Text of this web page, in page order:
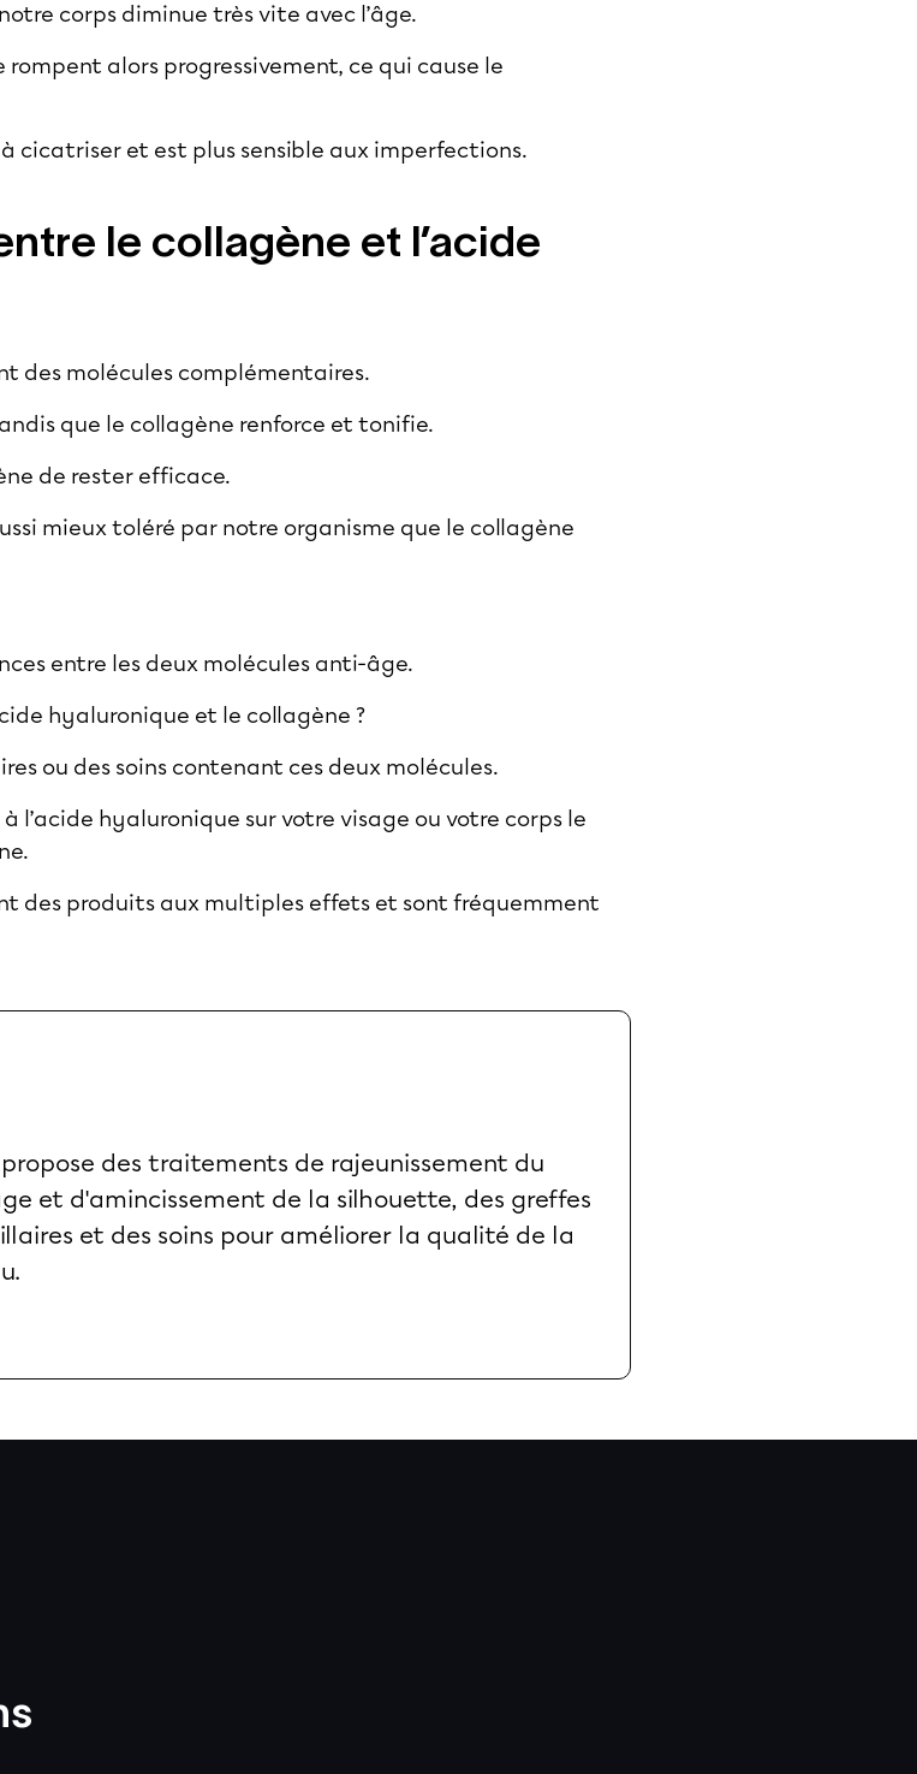
corps diminue très vite avec l’âge.
rompent alors progressivement, ce qui cause le
cicatriser et est plus sensible aux imperfections.
le collagène et l’acide
des molécules complémentaires.
que le collagène renforce et tonifie.
de rester efficace.
mieux toléré par notre organisme que le collagène
entre les deux molécules anti-âge.
hyaluronique et le collagène ?
ou des soins contenant ces deux molécules.
l’acide hyaluronique sur votre visage ou votre corps le
des produits aux multiples effets et sont fréquemment
propose des traitements de rajeunissement du
et d'amincissement de la silhouette, des greffes
et des soins pour améliorer la qualité de la